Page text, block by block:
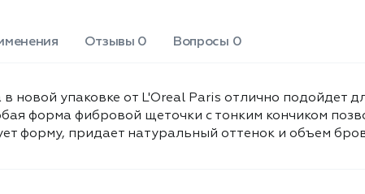
SORBATE ? [+/-
77891 / TITANIUM DIOXIDE ? ]
Отзывы 0 Вопросы 0
новой упаковке от L'Oreal Paris отлично подойдет
форма фибровой щеточки с тонким кончиком
форму, придает натуральный оттенок и объем